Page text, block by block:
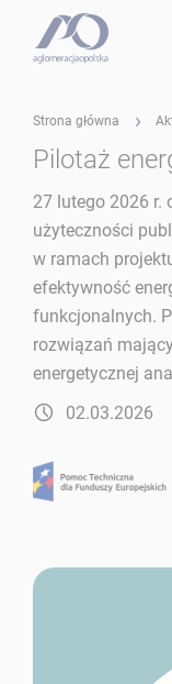
Strona główna
Pilotaż
27 lutego 2026 r.
użyteczności
w ramach
efektywność
funkcjonalnych.
rozwiązań
energetycznej
02.03.2026